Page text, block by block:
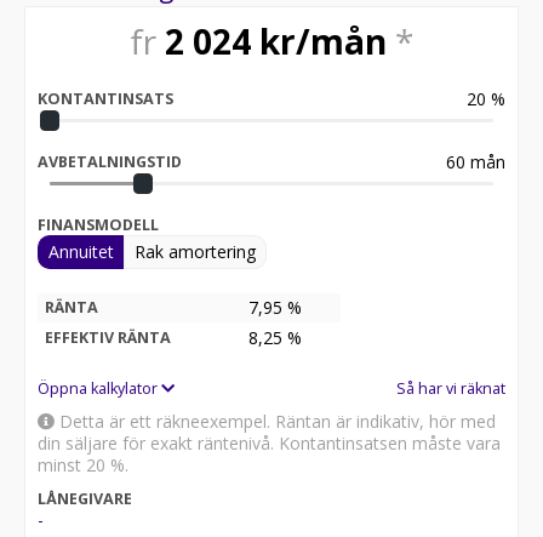
för att:
• Se närbilder och film på bilen
• Reservera bilen direkt online
• Få mer info om utrustning och tillval
* Störst i Sverige på begagnade bilar
* Erbjuder hemleverans i hela Sverige
* Över 10 tusen omdömen på Trustpilot
* Våra bilar är testade på över 100 punkter
Telefontider:
Besökstider i butik:
RIDDERMARK BIL TRYGGHETSPAKET:
Skydda din bil med vårt trygghetspaket. Välj mellan 12-
fr 2 024 kr/mån *
KONTANTINSATS 20 %
AVBETALNINGSTID 60 mån
FINANSMODELL
Annuitet Rak amortering
RÄNTA 7,95 %
EFFEKTIV RÄNTA 8,25 %
Öppna kalkylator Så har vi räknat
Detta är ett räkneexempel. Räntan är indikativ, hör med
din säljare för exakt räntenivå. Kontantinsatsen måste vara
minst 20 %.
LÅNEGIVARE
-